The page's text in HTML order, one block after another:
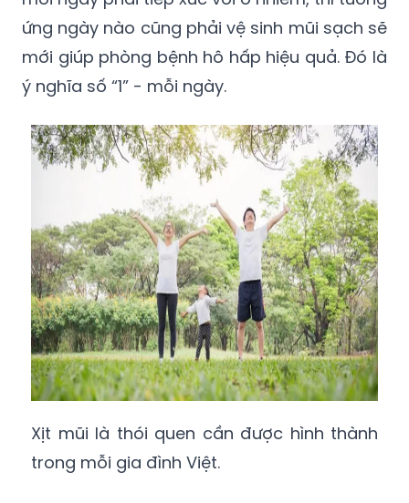
ứng ngày nào cũng phải vệ sinh mũi sạch sẽ
mới giúp phòng bệnh hô hấp hiệu quả. Đó là
ý nghĩa số “1” - mỗi ngày.
Xịt mũi là thói quen cần được hình thành
trong mỗi gia đình Việt.